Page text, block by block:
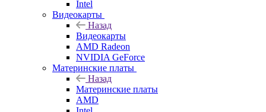
Intel
Видеокарты
Назад
Видеокарты
AMD Radeon
NVIDIA GeForce
Материнские платы
Назад
Материнские платы
AMD